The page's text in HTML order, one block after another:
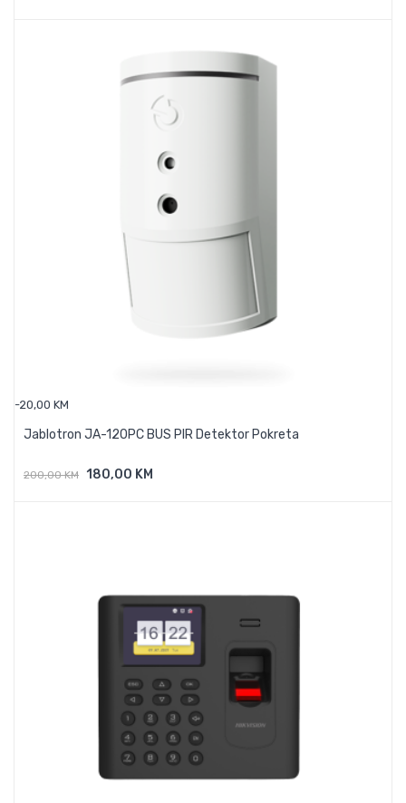
-20,00 KM
Jablotron JA-120PC BUS PIR Detektor Pokreta
200,00 KM 180,00 KM
Dodaj U Košaricu